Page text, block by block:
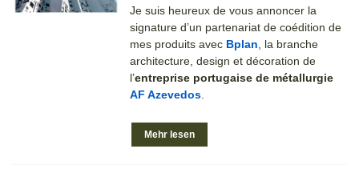
partenariat de
coédition
Je suis heureux de vous annoncer la
signature d’un partenariat de coédition de
mes produits avec Bplan , la branche
architecture, design et décoration de
l’entreprise portugaise de métallurgie
AF Azevedos
Mehr lesen